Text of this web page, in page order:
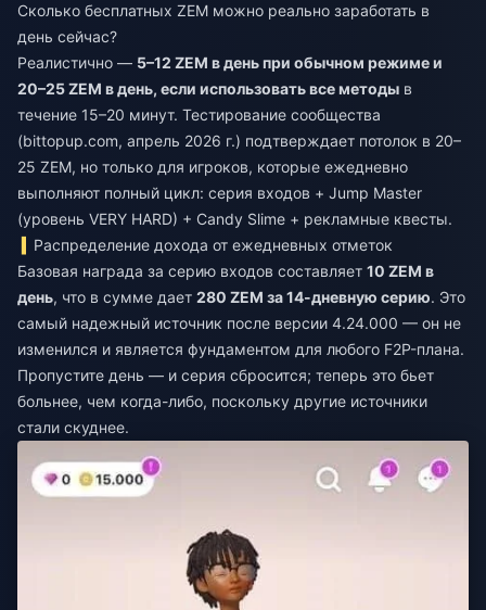
Сколько бесплатных ZEM можно реально заработать в
день сейчас?
Реалистично — 5–12 ZEM в день при обычном режиме и
20–25 ZEM в день, если использовать все методы в
течение 15–20 минут. Тестирование сообщества
(bittopup.com, апрель 2026 г.) подтверждает потолок в 20–
25 ZEM, но только для игроков, которые ежедневно
выполняют полный цикл: серия входов + Jump Master
(уровень VERY HARD) + Candy Slime + рекламные квесты.
Распределение дохода от ежедневных отметок
Базовая награда за серию входов составляет 10 ZEM в
день, что в сумме дает 280 ZEM за 14-дневную серию. Это
самый надежный источник после версии 4.24.000 — он не
изменился и является фундаментом для любого F2P-плана.
Пропустите день — и серия сбросится; теперь это бьет
больнее, чем когда-либо, поскольку другие источники
стали скуднее.